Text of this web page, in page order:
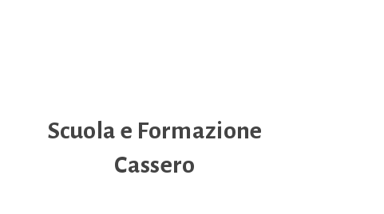
Scuola e Formazione
Cassero